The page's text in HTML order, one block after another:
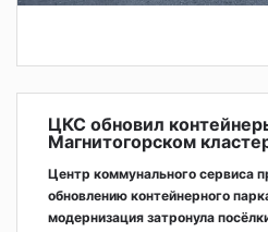
ЦКС обновил
Магнитогорском
Центр коммунального сервиса
обновлению контейнерного
модернизация затронула